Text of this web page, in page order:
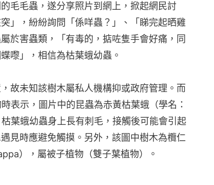
毛毛蟲，遂分享照片到網上，掀起網民討
」，紛紛詢問「係咩蟲？」、「睇完起晒雞
於害蟲類，「有毒的，掂咗隻手會好痛，同
嚟」，相信為枯葉蛾幼蟲。
故未知該樹木屬私人機構抑或政府管理。而
表示，圖片中的昆蟲為赤黃枯葉蛾（學名：
葉蛾幼蟲身上長有刺毛，接觸後可能會引起
見時應避免觸摸。另外，該圖中樹木為欖仁
），屬被子植物（雙子葉植物）。